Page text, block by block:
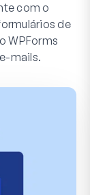
com o
de
WPForms
mails.